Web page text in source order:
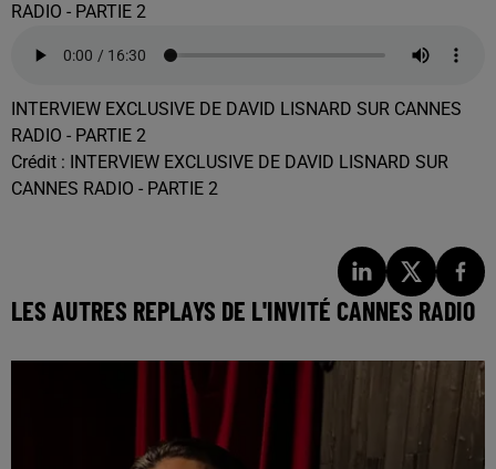
RADIO - PARTIE 2
INTERVIEW EXCLUSIVE DE DAVID LISNARD SUR CANNES
RADIO - PARTIE 2
Crédit : INTERVIEW EXCLUSIVE DE DAVID LISNARD SUR
CANNES RADIO - PARTIE 2
LES AUTRES REPLAYS DE L'INVITÉ CANNES RADIO